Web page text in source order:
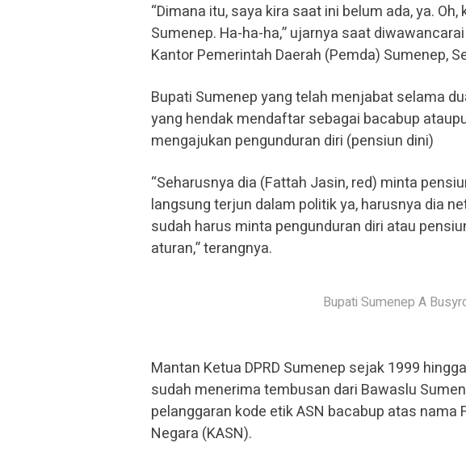
“Dimana itu, saya kira saat ini belum ada, ya.
Sumenep. Ha-ha-ha,” ujarnya saat
Kantor Pemerintah Daerah (Pemda) Sumenep,
Bupati Sumenep yang telah menjabat selama
yang hendak mendaftar sebagai bacabup
mengajukan pengunduran diri (pensiun dini)
“Seharusnya dia (Fattah Jasin, red) minta
langsung terjun dalam politik ya, harusnya dia
sudah harus minta pengunduran diri atau
aturan,” terangnya.
Bupati Sumenep A
Mantan Ketua DPRD Sumenep sejak 1999
sudah menerima tembusan dari Bawaslu
pelanggaran kode etik ASN bacabup atas
Negara (KASN).